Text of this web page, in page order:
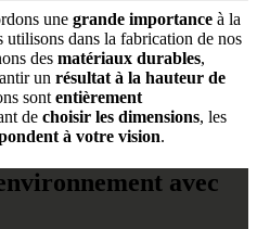
une grande importance à la
utilisons dans la fabrication de nos
des matériaux durables,
un résultat à la hauteur de
sont entièrement
de choisir les dimensions, les
à votre vision.
avec